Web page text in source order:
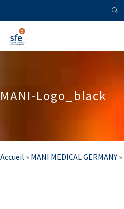
MANI-Logo_black
Accueil » MANI MEDICAL GERMANY »